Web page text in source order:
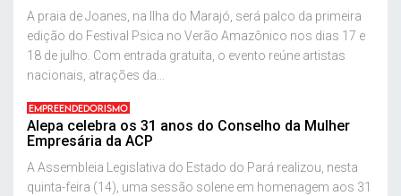
A praia de Joanes, na Ilha do Marajó, será palco da primeira
edição do Festival Psica no Verão Amazônico nos dias 17 e
18 de julho. Com entrada gratuita, o evento reúne artistas
nacionais, atrações da...
EMPREENDEDORISMO
Alepa celebra os 31 anos do Conselho da Mulher
Empresária da ACP
A Assembleia Legislativa do Estado do Pará realizou, nesta
quinta-feira (14), uma sessão solene em homenagem aos 31